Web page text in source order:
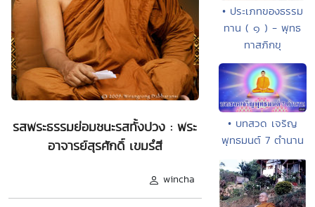
รสพระธรรมย่อมชนะรสทั้งปวง : พระ
อาจารย์สุรศักดิ์ เขมรํสี
wincha
• ประเภทของธรรม
ทาน ( ๑ ) - พุทธ
ทาสภิกขุ
• บทสวด เจริญ
พุทธมนต์ 7 ตำนาน